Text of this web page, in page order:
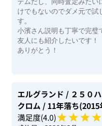
けでもないのでダメ元で試
す。
小濱さん説明も丁寧で完璧
友人にも紹介したいです！
ありがとう！
エルグランド / ２５０
クロム / 11年落ち(2015
満足度(4.0)